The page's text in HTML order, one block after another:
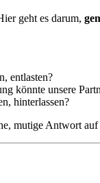
geht es darum,
entlasten?
könnte unsere
hinterlassen?
mutige Antwort auf